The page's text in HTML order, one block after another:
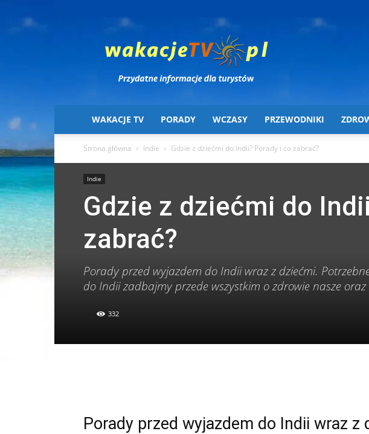
Wakacje
TV
WAKACJE TV PORADY WCZASY PRZEWODNIKI
Strona główna Indie Gdzie z dziećmi do Indii? Porady i co zabrać?
Indie
Gdzie z dziećmi do
zabrać?
Porady przed wyjazdem do Indii wraz z dziećmi.
do Indii zadbajmy przede wszystkim o zdrowie nasze oraz
332
Porady przed wyjazdem do Indii wraz z